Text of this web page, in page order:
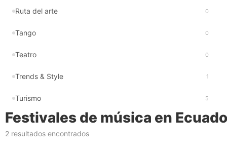
Ruta del arte 0
Tango 0
Teatro 0
Trends & Style 1
Turismo 5
Festivales de música en
2 resultados encontrados